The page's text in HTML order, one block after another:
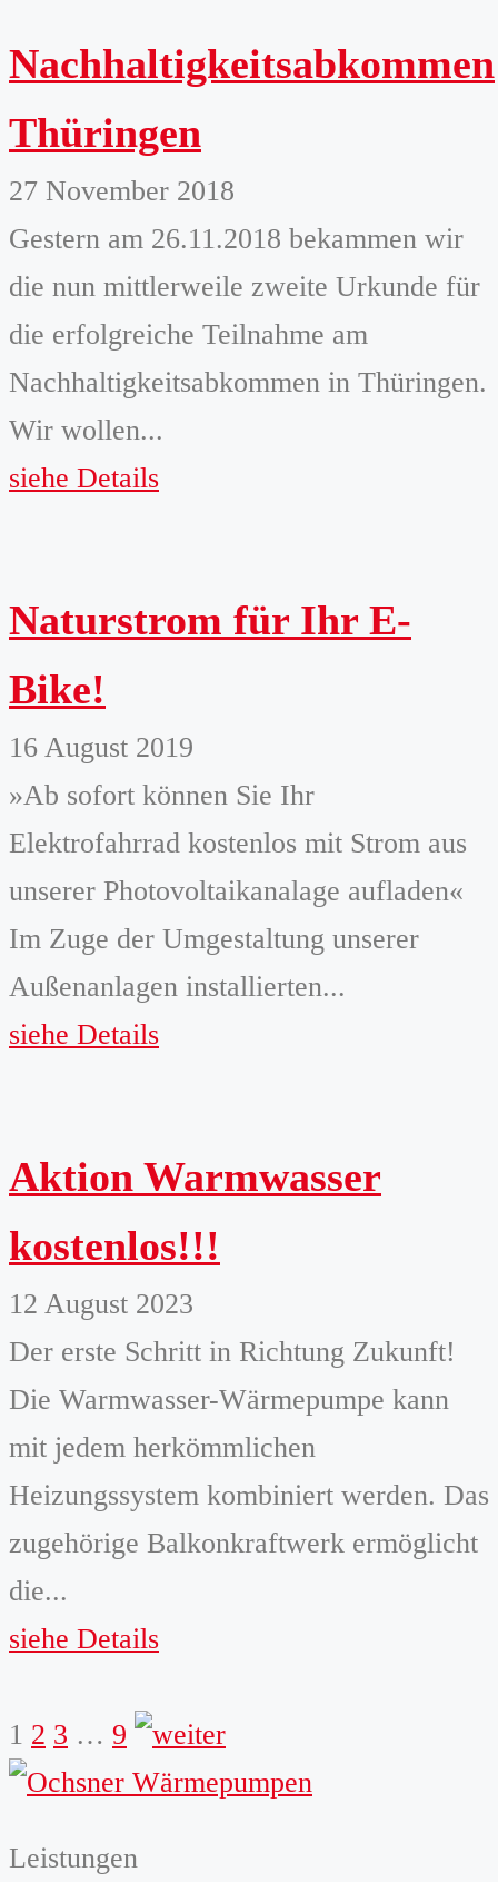
Nachhaltigkeitsabkommen
Thüringen
27 November 2018
Gestern am 26.11.2018 bekammen wir
die nun mittlerweile zweite Urkunde für
die erfolgreiche Teilnahme am
Nachhaltigkeitsabkommen in Thüringen.
Wir wollen...
siehe Details
Naturstrom für Ihr E-
Bike!
16 August 2019
»Ab sofort können Sie Ihr
Elektrofahrrad kostenlos mit Strom aus
unserer Photovoltaikanalage aufladen«
Im Zuge der Umgestaltung unserer
Außenanlagen installierten...
siehe Details
Aktion Warmwasser
kostenlos!!!
12 August 2023
Der erste Schritt in Richtung Zukunft!
Die Warmwasser-Wärmepumpe kann
mit jedem herkömmlichen
Heizungssystem kombiniert werden. Das
zugehörige Balkonkraftwerk ermöglicht
die...
siehe Details
1 2 3 … 9 weiter
Leistungen